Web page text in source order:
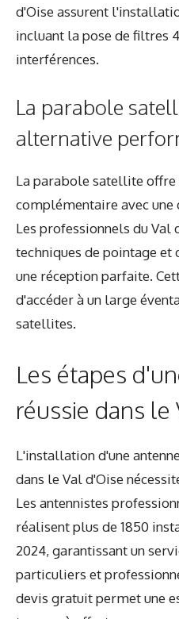
d'Oise assurent
incluant la pose de filtres
interférences.
La parabole
alternative
La parabole satellite offre
complémentaire avec une
Les professionnels du Val
techniques de pointage
une réception parfaite.
d'accéder à un large
satellites.
Les étapes
réussie dans le
L'installation d'une
dans le Val d'Oise
Les antennistes
réalisent plus de 1850
2024, garantissant un
particuliers et
devis gratuit permet une